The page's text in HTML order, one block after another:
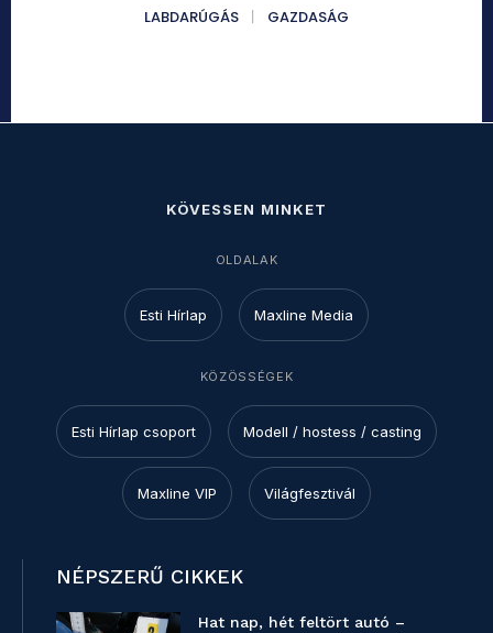
LABDARÚGÁS
GAZDASÁG
KÖVESSEN MINKET
OLDALAK
Esti Hírlap Maxline Media
KÖZÖSSÉGEK
Esti Hírlap csoport Modell / hostess / casting
Maxline VIP Világfesztivál
NÉPSZERŰ CIKKEK
Hat nap, hét feltört autó –